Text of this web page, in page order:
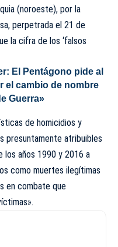
(noroeste), por la
perpetrada el 21 de
la cifra de los ‘falsos
El Pentágono pide al
el cambio de nombre
Guerra»
de homicidios y
presuntamente atribuibles
los años 1990 y 2016 a
como muertes ilegítimas
en combate que